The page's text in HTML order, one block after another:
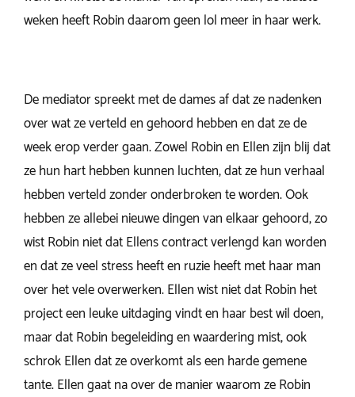
weken heeft Robin daarom geen lol meer in haar werk.
De mediator spreekt met de dames af dat ze nadenken
over wat ze verteld en gehoord hebben en dat ze de
week erop verder gaan. Zowel Robin en Ellen zijn blij dat
ze hun hart hebben kunnen luchten, dat ze hun verhaal
hebben verteld zonder onderbroken te worden. Ook
hebben ze allebei nieuwe dingen van elkaar gehoord, zo
wist Robin niet dat Ellens contract verlengd kan worden
en dat ze veel stress heeft en ruzie heeft met haar man
over het vele overwerken. Ellen wist niet dat Robin het
project een leuke uitdaging vindt en haar best wil doen,
maar dat Robin begeleiding en waardering mist, ook
schrok Ellen dat ze overkomt als een harde gemene
tante. Ellen gaat na over de manier waarom ze Robin